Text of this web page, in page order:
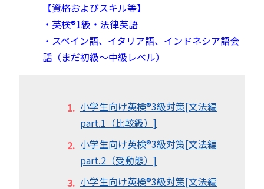
【資格およびスキル等】
・英検®︎1級・法律英語
・スペイン語、イタリア語、インドネシア語会
話（まだ初級～中級レベル）
小学生向け英検®︎3級対策[文法編
part.1（比較級）]
小学生向け英検®︎3級対策[文法編
part.2（受動態）]
小学生向け英検®︎3級対策[文法編